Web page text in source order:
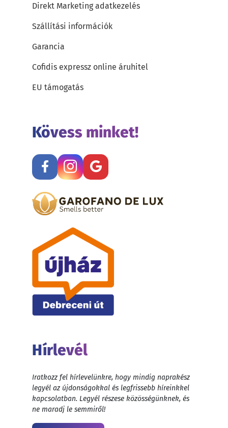
Direkt Marketing adatkezelés
Szállítási információk
Garancia
Cofidis expressz online áruhitel
EU támogatás
Kövess minket!
Hírlevél
Iratkozz fel hírlevelünkre, hogy mindig naprakész
legyél az újdonságokkal és legfrissebb híreinkkel
kapcsolatban. Legyél részese közösségünknek, és
ne maradj le semmiről!